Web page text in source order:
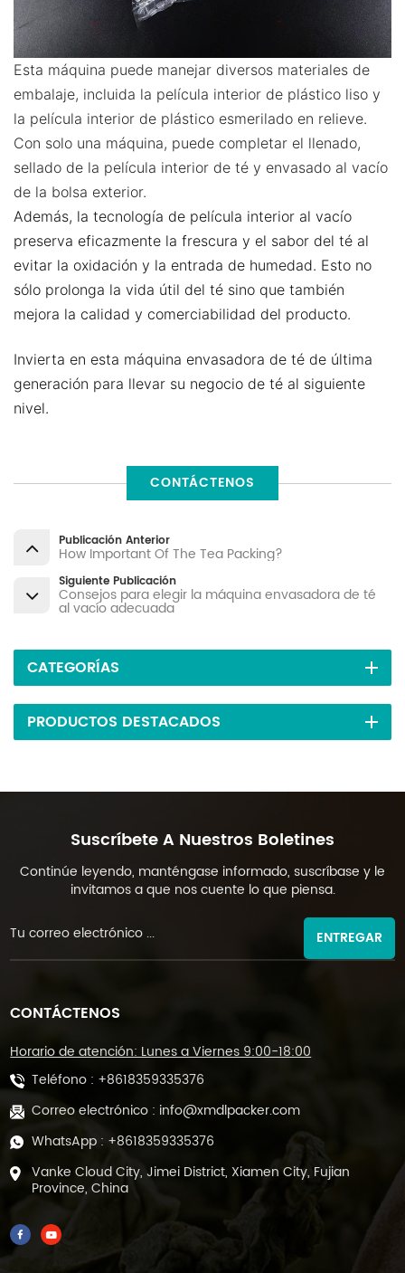
Esta máquina puede manejar diversos materiales de
embalaje, incluida la película interior de plástico liso y
la película interior de plástico esmerilado en relieve.
Con solo una máquina, puede completar el llenado,
sellado de la película interior de té y envasado al vacío
de la bolsa exterior.
Además, la tecnología de película interior al vacío
preserva eficazmente la frescura y el sabor del té al
evitar la oxidación y la entrada de humedad. Esto no
sólo prolonga la vida útil del té sino que también
mejora la calidad y comerciabilidad del producto.
Invierta en esta máquina envasadora de té de última
generación para llevar su negocio de té al siguiente
nivel.
CONTÁCTENOS
Publicación Anterior
How Important Of The Tea Packing?
Siguiente Publicación
Consejos para elegir la máquina envasadora de té
al vacío adecuada
CATEGORÍAS
PRODUCTOS DESTACADOS
Suscríbete A Nuestros Boletines
Continúe leyendo, manténgase informado, suscríbase y le
invitamos a que nos cuente lo que piensa.
ENTREGAR
CONTÁCTENOS
Horario de atención: Lunes a Viernes 9:00-18:00
Teléfono : +8618359335376
Correo electrónico : info@xmdlpacker.com
WhatsApp : +8618359335376
Vanke Cloud City, Jimei District, Xiamen City, Fujian
Province, China